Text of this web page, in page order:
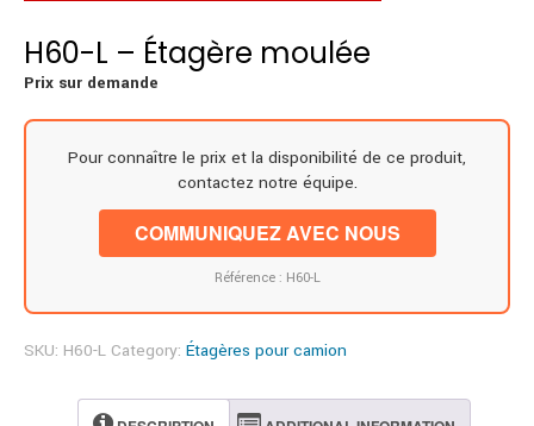
H60-L – Étagère moulée
Prix sur demande
Pour connaître le prix et la disponibilité de ce produit,
contactez notre équipe.
COMMUNIQUEZ AVEC NOUS
Référence : H60-L
SKU: H60-L Category: Étagères pour camion